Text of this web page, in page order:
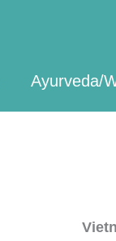
Ayurveda/